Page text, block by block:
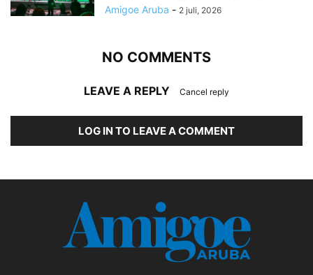
Amigoe Aruba - 2 juli, 2026
NO COMMENTS
LEAVE A REPLY Cancel reply
LOG IN TO LEAVE A COMMENT